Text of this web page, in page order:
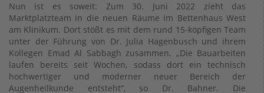
Nun ist es soweit: Zum 30. Juni 2022 zieht das
Marktplatzteam in die neuen Räume im Bettenhaus West
am Klinikum. Dort stößt es mit dem rund 15-köpfigen Team
unter der Führung von Dr. Julia Hagenbusch und ihrem
Kollegen Emad Al Sabbagh zusammen. „Die Bauarbeiten
laufen bereits seit Wochen, sodass dort ein technisch
hochwertiger und moderner neuer Bereich der
Augenheilkunde entsteht“, so Dr. Bahner. Die